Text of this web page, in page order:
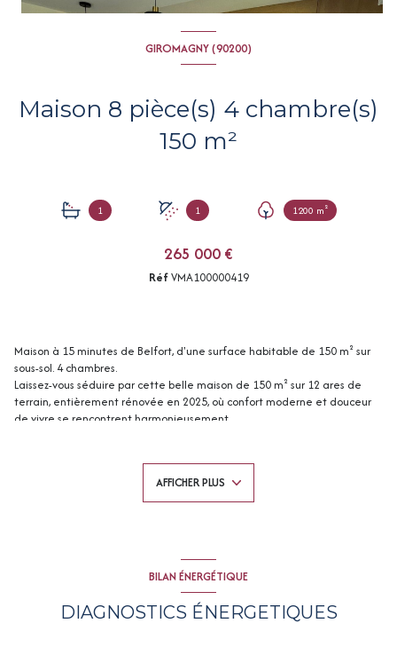
+17
GIROMAGNY (90200)
Maison 8 pièce(s) 4 chambre(s)
150 m²
1 1 1200 m²
265 000 €
RéfVMA100000419
Maison à 15 minutes de Belfort, d'une surface habitable de 150 m² sur
sous-sol. 4 chambres.
Laissez-vous séduire par cette belle maison de 150 m² sur 12 ares de
terrain, entièrement rénovée en 2025, où confort moderne et douceur
de vivre se rencontrent harmonieusement.
séjour avec accès direct sur une terrasse exposée sud sans vis à vis,
invite à la convivialité et aux plaisirs du quotidien. 2 chambres
emplacement rangement.
Accès sous-sol avec buanderie, chaufferie, cave à vins et rangements.
Pièce attenante pour une éventuelle 5ème chambre.
AFFICHER PLUS
BILAN ÉNERGÉTIQUE
DIAGNOSTICS ÉNERGETIQUES